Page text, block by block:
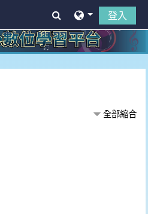
Toggle search
登入
全部縮合